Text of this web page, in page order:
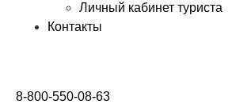
Личный кабинет туриста
Контакты
8-800-550-08-63